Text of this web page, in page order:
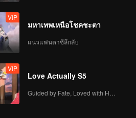
VIP
Episode 7(Part 2):
Zhang Xindong Lifts
Iron Plate with One
VIP
Hide & Seek Finals,
Everyone Buries
VIP
มหาเทพเหนือโชคชะตา
แนวแฟนตาซีลึกลับ
VIP
Love Actually S5